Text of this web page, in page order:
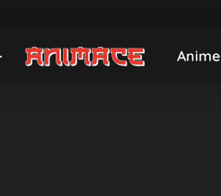
Anime